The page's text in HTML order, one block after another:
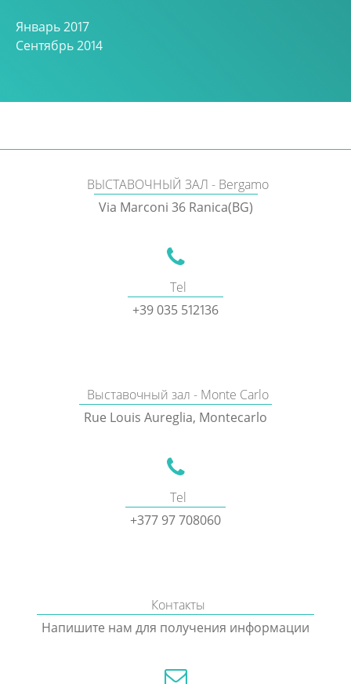
Январь 2017
Сентябрь 2014
ВЫСТАВОЧНЫЙ ЗАЛ - Bergamo
Via Marconi 36 Ranica(BG)
Tel
+39 035 512136
Выставочный зал - Monte Carlo
Rue Louis Aureglia, Montecarlo
Tel
+377 97 708060
Контакты
Напишите нам для получения информации